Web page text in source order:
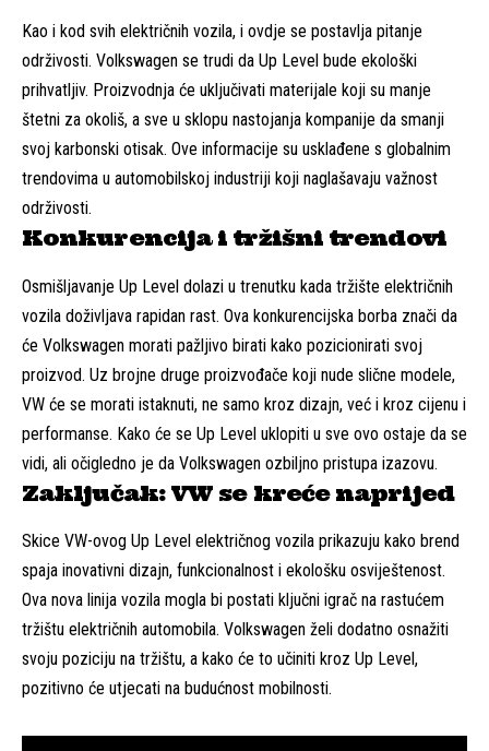
Kao i kod svih električnih vozila, i ovdje se postavlja pitanje
održivosti. Volkswagen se trudi da Up Level bude ekološki
prihvatljiv. Proizvodnja će uključivati materijale koji su manje
štetni za okoliš, a sve u sklopu nastojanja kompanije da smanji
svoj karbonski otisak. Ove informacije su usklađene s globalnim
trendovima u automobilskoj industriji koji naglašavaju važnost
održivosti.
Konkurencija i tržišni trendovi
Osmišljavanje Up Level dolazi u trenutku kada tržište električnih
vozila doživljava rapidan rast. Ova konkurencijska borba znači da
će Volkswagen morati pažljivo birati kako pozicionirati svoj
proizvod. Uz brojne druge proizvođače koji nude slične modele,
VW će se morati istaknuti, ne samo kroz dizajn, već i kroz cijenu i
performanse. Kako će se Up Level uklopiti u sve ovo ostaje da se
vidi, ali očigledno je da Volkswagen ozbiljno pristupa izazovu.
Zaključak: VW se kreće naprijed
Skice VW-ovog Up Level električnog vozila prikazuju kako brend
spaja inovativni dizajn, funkcionalnost i ekološku osviještenost.
Ova nova linija vozila mogla bi postati ključni igrač na rastućem
tržištu električnih automobila. Volkswagen želi dodatno osnažiti
svoju poziciju na tržištu, a kako će to učiniti kroz Up Level,
pozitivno će utjecati na budućnost mobilnosti.